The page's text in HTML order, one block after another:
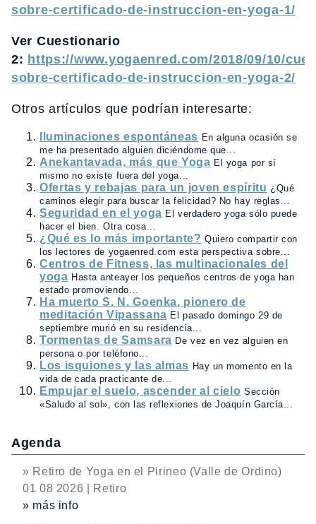
sobre-certificado-de-instruccion-en-yoga-1/
Ver Cuestionario
2: https://www.yogaenred.com/2018/09/10/
sobre-certificado-de-instruccion-en-yoga-2/
Otros artículos que podrían interesarte:
Iluminaciones espontáneas En alguna ocasión se
me ha presentado alguien diciéndome que...
Anekantavada, más que Yoga El yoga por sí
mismo no existe fuera del yoga...
Ofertas y rebajas para un joven espíritu ¿Qué
caminos elegir para buscar la felicidad? No hay reglas...
Seguridad en el yoga El verdadero yoga sólo puede
hacer el bien. Otra cosa...
¿Qué es lo más importante? Quiero compartir con
los lectores de yogaenred.com esta perspectiva sobre...
Centros de Fitness, las multinacionales del
yoga Hasta anteayer los pequeños centros de yoga han
estado promoviendo...
Ha muerto S. N. Goenka, pionero de
meditación Vipassana El pasado domingo 29 de
septiembre murió en su residencia...
Tormentas de Samsara De vez en vez alguien en
persona o por teléfono...
Los isquiones y las almas Hay un momento en la
vida de cada practicante de...
Empujar el suelo, ascender al cielo Sección
«Saludo al sol», con las reflexiones de Joaquín García...
Agenda
» Retiro de Yoga en el Pirineo (Valle de Ordino)
01 08 2026 | Retiro
» más info